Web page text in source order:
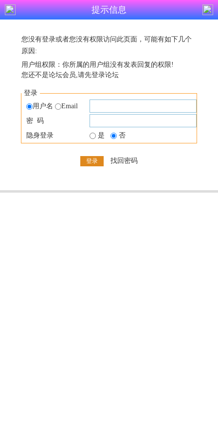
提示信息
您没有登录或者您没有权限访问此页面，可能有如下几个
原因:
用户组权限：你所属的用户组没有发表回复的权限!
您还不是论坛会员,请先登录论坛
登录
用户名
Email
密 码
隐身登录
是 否
找回密码